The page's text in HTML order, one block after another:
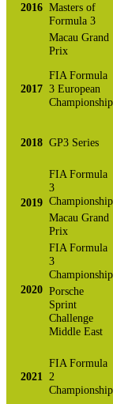
2016 Masters of
Formula 3
Macau Grand
Prix
2017
FIA Formula
3 European
Championship
2018 GP3 Series
2019
FIA Formula
3
Championship
Macau Grand
Prix
2020
FIA Formula
3
Championship
Porsche
Sprint
Challenge
Middle East
2021
FIA Formula
2
Championship